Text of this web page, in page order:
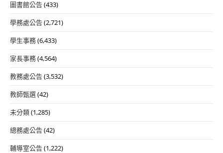
圖書館公告(433)
學務處公告(2,721)
學生事務(6,433)
家長事務(4,564)
教務處公告(3,532)
教師甄選(42)
未分類(1,285)
總務處公告(42)
輔導室公告(1,222)